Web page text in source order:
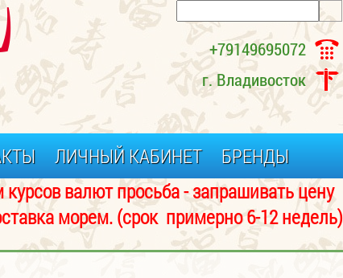
+79149695072
г. Владивосток
ЛИЧНЫЙ КАБИНЕТ
БРЕНДЫ
просьба - запрашивать цену
морем. (срок примерно 6-12 недель)